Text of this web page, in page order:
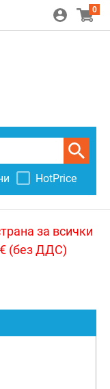
0
HotPrice
за всички
(без ДДС)